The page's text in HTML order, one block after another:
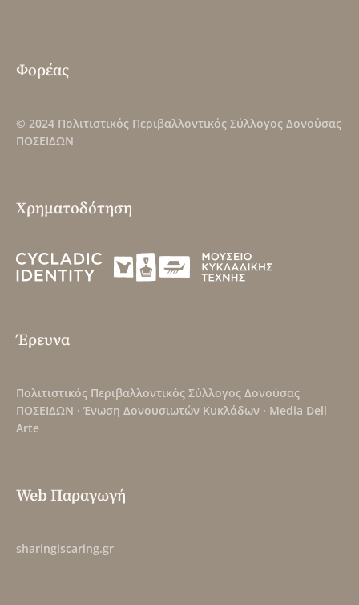
Φορέας
© 2024 Πολιτιστικός Περιβαλλοντικός Σύλλογος Δονούσας
ΠΟΣΕΙΔΩΝ
Χρηματοδότηση
Έρευνα
Πολιτιστικός Περιβαλλοντικός Σύλλογος Δονούσας
ΠΟΣΕΙΔΩΝ · Ένωση Δονουσιωτών Κυκλάδων · Media Dell
Arte
Web Παραγωγή
sharingiscaring.gr